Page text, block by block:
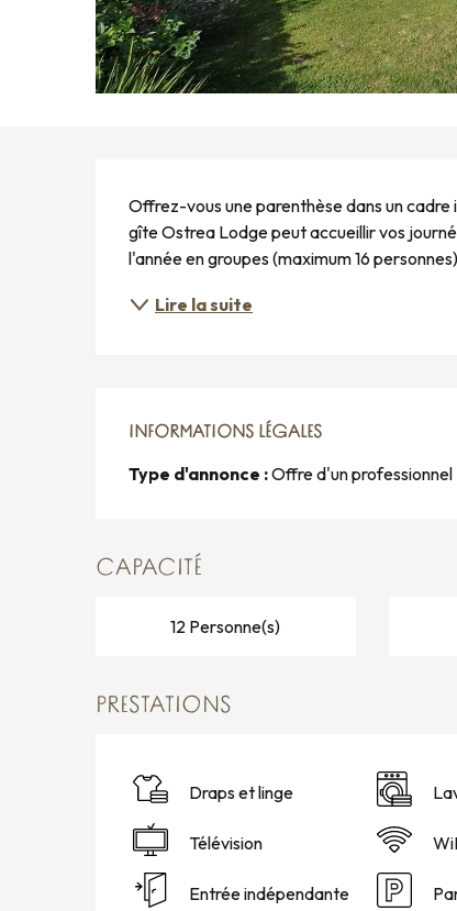
Offrez-vous une parenthèse dans un
gîte Ostrea Lodge peut accueillir vos
l'année en groupes (maximum 16
Lire la suite
INFORMATIONS LÉGALES
INFORMATIONS LÉGALES
Type d'annonce :Offre d'un professionnel
CAPACITÉ
12 Personne(s)
PRESTATIONS
Draps et linge
Télévision
Entrée indépendante